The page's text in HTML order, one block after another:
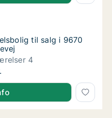
til salg i 9670
salg i 9670 Løgstør,
til salg i 9670
til salg i 9670
4
til salg i 9670